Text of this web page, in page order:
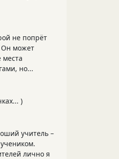
не попрёт
Он может
но...
)
учитель –
лично я